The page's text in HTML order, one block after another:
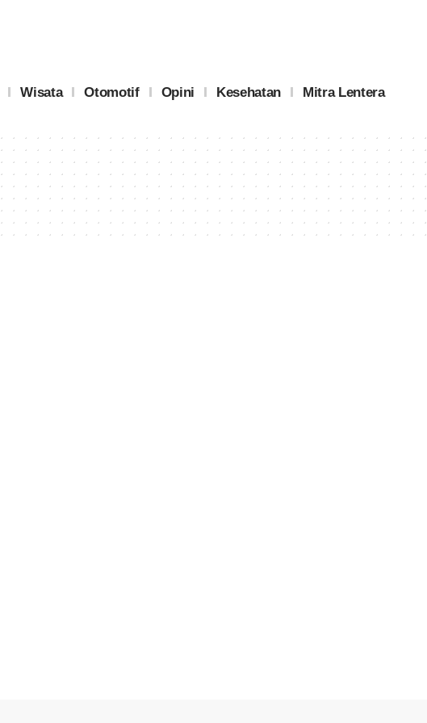
Wisata Otomotif Opini Kesehatan Mitra Lentera